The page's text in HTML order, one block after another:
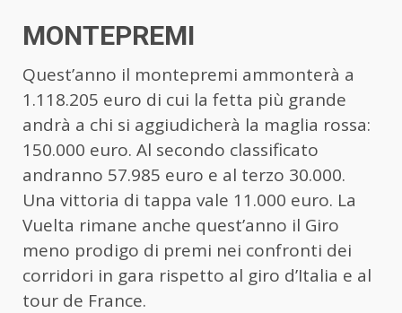
MONTEPREMI
Quest’anno il montepremi ammonterà a
1.118.205 euro di cui la fetta più grande
andrà a chi si aggiudicherà la maglia rossa:
150.000 euro. Al secondo classificato
andranno 57.985 euro e al terzo 30.000.
Una vittoria di tappa vale 11.000 euro. La
Vuelta rimane anche quest’anno il Giro
meno prodigo di premi nei confronti dei
corridori in gara rispetto al giro d’Italia e al
tour de France.